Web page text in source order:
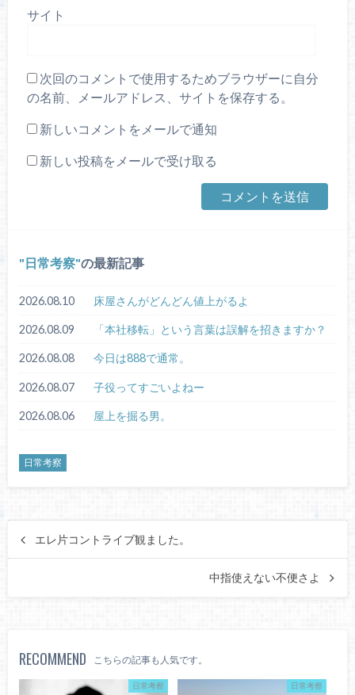
サイト
次回のコメントで使用するためブラウザーに自分
の名前、メールアドレス、サイトを保存する。
新しいコメントをメールで通知
新しい投稿をメールで受け取る
日常考察 の最新記事
2026.08.10 床屋さんがどんどん値上がるよ
2026.08.09 「本社移転」という言葉は誤解を招きますか？
2026.08.08 今日は888で通常。
2026.08.07 子役ってすごいよねー
2026.08.06 屋上を掘る男。
日常考察
エレ片コントライブ観ました。
中指使えない不便さよ
RECOMMEND こちらの記事も人気です。
日常考察 日常考察